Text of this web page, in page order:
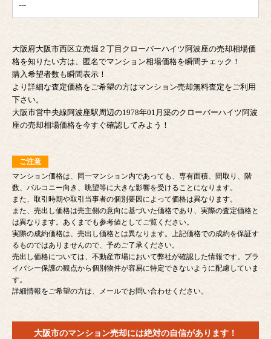
---
大阪府大阪市西区立売堀２丁目クローバーハイツ阿波座の売却相場価
格を知りたい方は、匿名でマンション相場価格を瞬間チェック！
購入希望者数も瞬間表示！
より詳細な査定価格をご希望の方はマンション売却無料査定をご利用
下さい。
大阪市営中央線阿波座駅周辺の1978年01月築のクローバーハイツ阿波
座の売却相場価格を今すぐ確認してみよう！
ご注意
マンション価格は、同一マンション内であっても、専有面積、間取り、階
数、バルコニー向き、眺望等に大きな影響を受けることになります。
また、取引時期や取引当事者の個別要因によって価格は異なります。
また、売出し価格は売主側の意向に基づいた価格であり、実際の査定価格と
は異なります。あくまでも参考値としてご覧ください。
実際の成約価格は、売出し価格とは異なります。上記価格での成約を保証す
るものではありませんので、予めご了承ください。
売出し価格については、不動産市場において弊社が確認した情報です。プラ
イバシー保護の観点から個別物件が容易に特定できないように配慮していま
す。
詳細情報をご希望の方は、メールでお問い合わせください。
大阪市のマンション売却には絶対の自信があります！